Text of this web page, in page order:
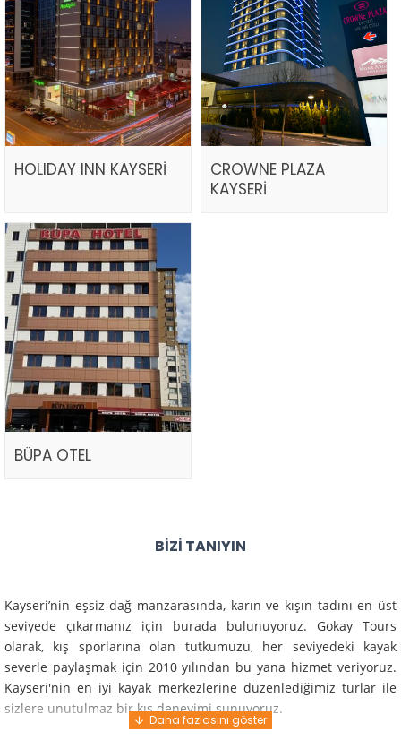
HOLIDAY INN KAYSERİ
CROWNE PLAZA
KAYSERİ
BÜPA OTEL
BIZI TANIYIN
Kayseri’nin eşsiz dağ manzarasında, karın ve kışın tadını en üst
seviyede çıkarmanız için burada bulunuyoruz. Gokay Tours
olarak, kış sporlarına olan tutkumuzu, her seviyedeki kayak
severle paylaşmak için 2010 yılından bu yana hizmet veriyoruz.
Kayseri'nin en iyi kayak merkezlerine düzenlediğimiz turlar ile
sizlere unutulmaz bir kış deneyimi sunuyoruz.